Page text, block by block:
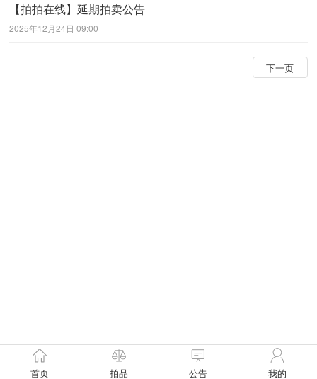
【拍拍在线】延期拍卖公告
2025年12月24日 09:00
下一页
首页 拍品 公告 我的